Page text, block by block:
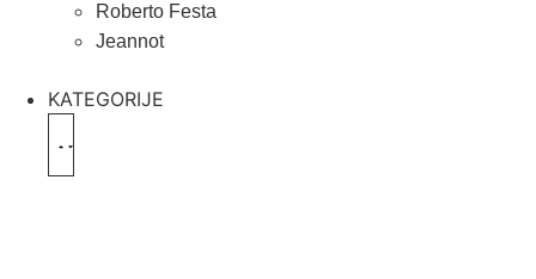
Roberto Festa
Jeannot
KATEGORIJE